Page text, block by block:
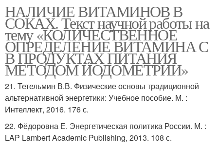
НАЛИЧИЕ ВИТАМИНОВ В
СОКАХ. Текст научной работы на
тему «КОЛИЧЕСТВЕННОЕ
ОПРЕДЕЛЕНИЕ ВИТАМИНА С
В ПРОДУКТАХ ПИТАНИЯ
МЕТОДОМ ЙОДОМЕТРИИ»
21. Тетельмин В.В. Физические основы традиционной
альтернативной энергетики: Учебное пособие. М. :
Интеллект, 2016. 176 с.
22. Фёдоровна Е. Энергетическая политика России. М. :
LAP Lambert Academic Publishing, 2013. 108 с.